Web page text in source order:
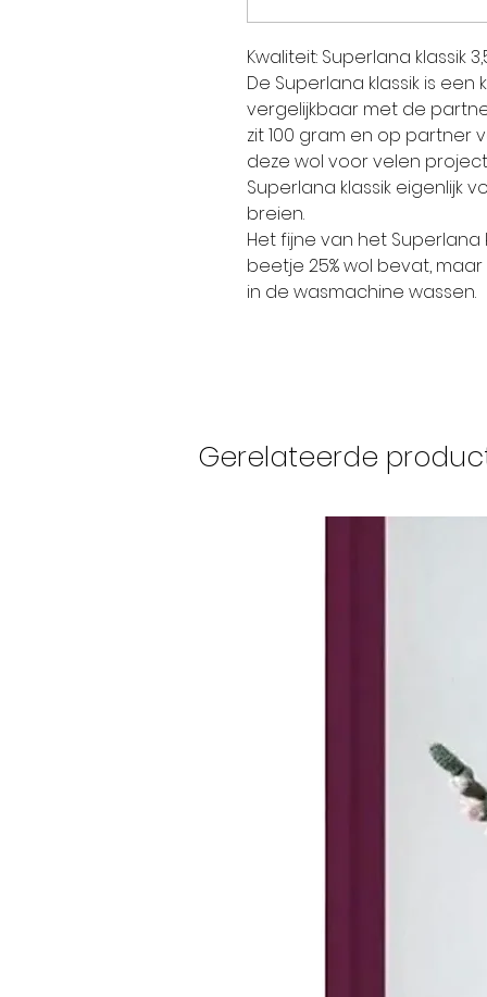
Kwaliteit: Superlana klassik
De Superlana klassik is een
vergelijkbaar met de
zit 100 gram en op partner
deze wol voor velen
Superlana klassik eigenlijk
breien.
Het fijne van het
beetje 25% wol bevat,
in de wasmachine wassen.
Gerelateerde